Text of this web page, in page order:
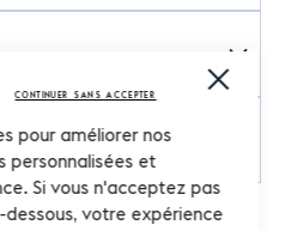
Close
pour améliorer nos
personnalisées et
Si vous n'acceptez pas
votre expérience
CONTINUER SANS ACCEPTER